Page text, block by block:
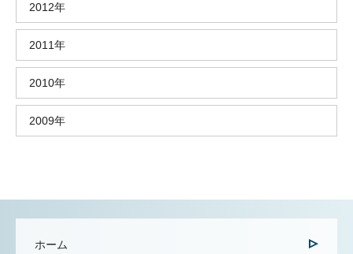
2012年
2011年
2010年
2009年
ホーム